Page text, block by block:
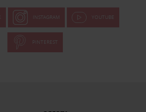
INSTAGRAM YOUTUBE
PINTEREST